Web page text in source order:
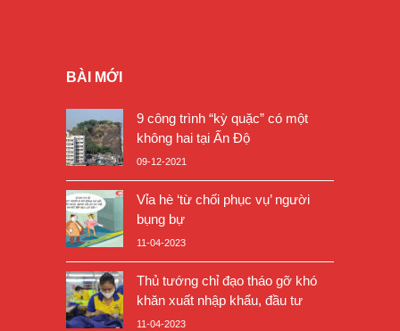
BÀI MỚI
9 công trình “kỳ quặc” có một
không hai tại Ấn Độ
09-12-2021
Vỉa hè ‘từ chối phục vụ’ người
bụng bự
11-04-2023
Thủ tướng chỉ đạo tháo gỡ khó
khăn xuất nhập khẩu, đầu tư
11-04-2023